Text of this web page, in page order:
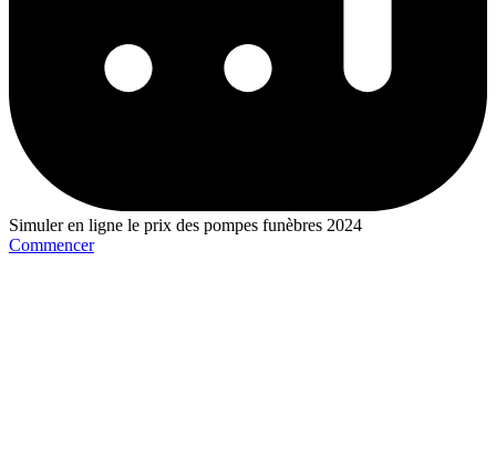
Simuler en ligne le prix des pompes funèbres 2024
Commencer